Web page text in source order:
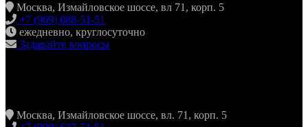
Москва, Измайловское шоссе, вл 71, корп. 5
+7 (969) 088-51-51
ежедневно, круглосуточно
Задавайте вопросы
Москва, Измайловское шоссе, вл. 71, корп. 5